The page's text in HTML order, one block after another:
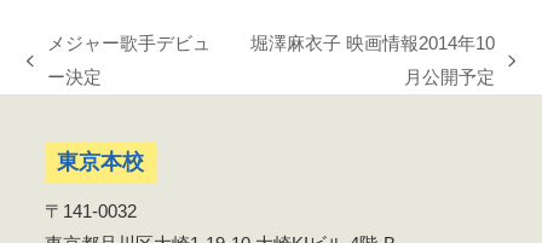
previous
メジャー歌手デビュ
ー決定
堀澤麻衣子 映画情報2014年10
月公開予定
東京本校
〒141-0032